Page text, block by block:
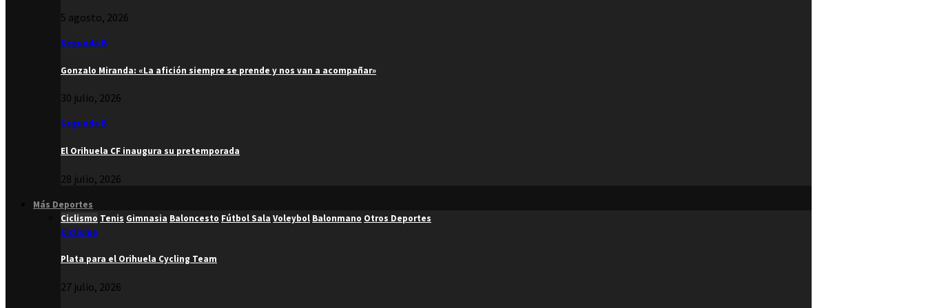
5 agosto, 2026
Segunda B
Gonzalo Miranda: «La afición siempre se prende y nos van a acompañar»
30 julio, 2026
Segunda B
El Orihuela CF inaugura su pretemporada
28 julio, 2026
Más Deportes
Ciclismo Tenis Gimnasia Baloncesto Fútbol Sala Voleybol Balonmano Otros Deportes
Ciclismo
Plata para el Orihuela Cycling Team
27 julio, 2026